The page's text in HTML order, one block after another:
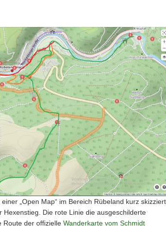
„Open Map“ im Bereich Rübeland kurz skizziert.
Die rote Linie die ausgeschilderte
Route der offizielle Wanderkarte vom Schmidt